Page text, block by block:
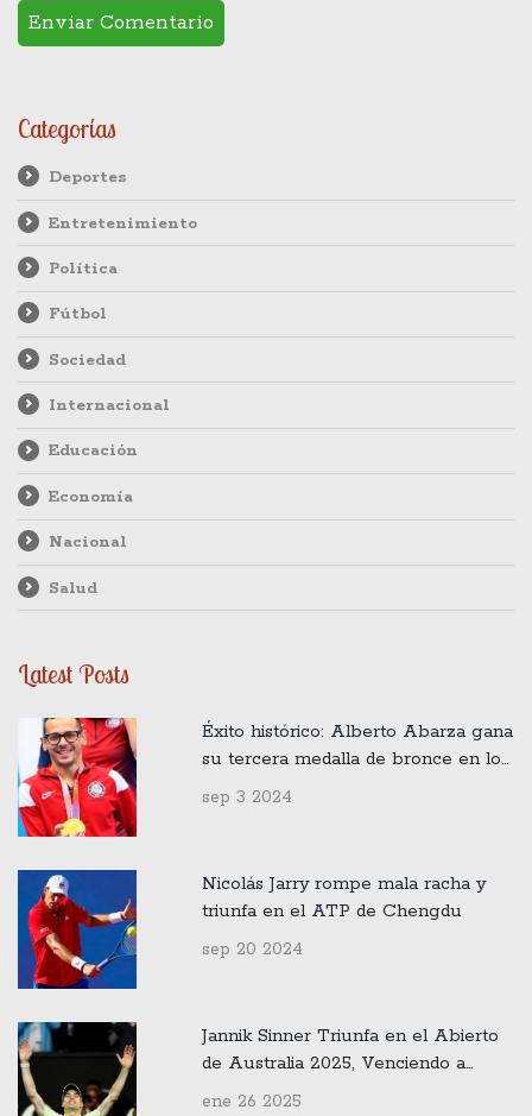
Categorías
Deportes
Entretenimiento
Política
Fútbol
Sociedad
Internacional
Educación
Economía
Nacional
Salud
Latest Posts
Éxito histórico: Alberto Abarza gana
su tercera medalla de bronce en los
Juegos Paralímpicos de París 2024
sep 3 2024
Nicolás Jarry rompe mala racha y
triunfa en el ATP de Chengdu
sep 20 2024
Jannik Sinner Triunfa en el Abierto
de Australia 2025, Venciendo a
Alexander Zverev
ene 26 2025